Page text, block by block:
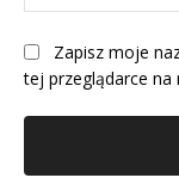
Zapisz moje
tej przeglądarce na